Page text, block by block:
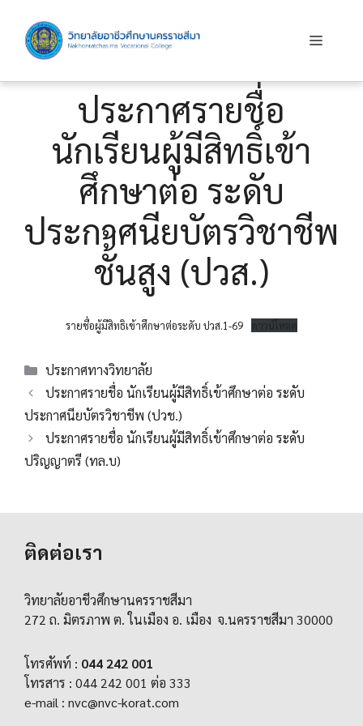
content
Menu
ประกาศรายชื่อ
นักเรียนผู้มีสิทธิ์เข้า
ศึกษาต่อ ระดับ
ประกาศนียบัตรวิชาชีพ
ชั้้นสูง (ปวส.)
รายชื่อผู้มีสิทธิเข้าศึกษาต่อระดับ ปวส.1-69 ดาวน์โหลด
Categories
ประกาศทางวิทยาลัย
ประกาศรายชื่อ นักเรียนผู้มีสิทธิ์เข้าศึกษาต่อ ระดับ
ประกาศนียบัตรวิชาชีพ (ปวช.)
ประกาศรายชื่อ นักเรียนผู้มีสิทธิ์เข้าศึกษาต่อ ระดับ
ปริญญาตรี (ทล.บ)
ติดต่อเรา
วิทยาลัยอาชีวศึกษานครราชสีมา
272 ถ. มิตรภาพ ต. ในเมือง อ. เมือง จ.นครราชสีมา 30000
โทรศัพท์ : 044 242 001
โทรสาร : 044 242 001 ต่อ 333
e-mail : nvc@nvc-korat.com